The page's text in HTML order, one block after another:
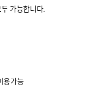
가능합니다.
용가능